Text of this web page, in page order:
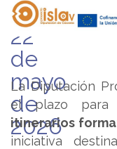
viernes,
22
de
mayo
de
2026
La Diputación
el plazo
itinerarios
iniciativa